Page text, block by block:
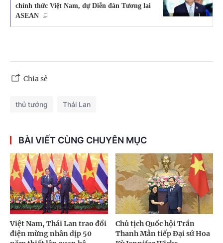
chính thức Việt Nam, dự Diễn đàn Tương lai
ASEAN
Chia sẻ
thủ tướng Thái Lan
BÀI VIẾT CÙNG CHUYÊN MỤC
Việt Nam, Thái Lan trao đổi
điện mừng nhân dịp 50
Chủ tịch Quốc hội Trần
Thanh Mẫn tiếp Đại sứ Hoa